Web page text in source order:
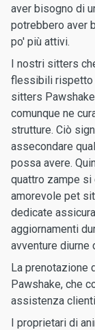
aver bisogno di
potrebbero aver
po' più attivi.
I nostri sitters
flessibili rispetto
sitters
comunque ne
strutture. Ciò
assecondare
possa avere.
quattro zampe si
amorevole pet
dedicate
aggiornamenti
avventure diurne
La prenotazione
Pawshake, che
assistenza
I proprietari di